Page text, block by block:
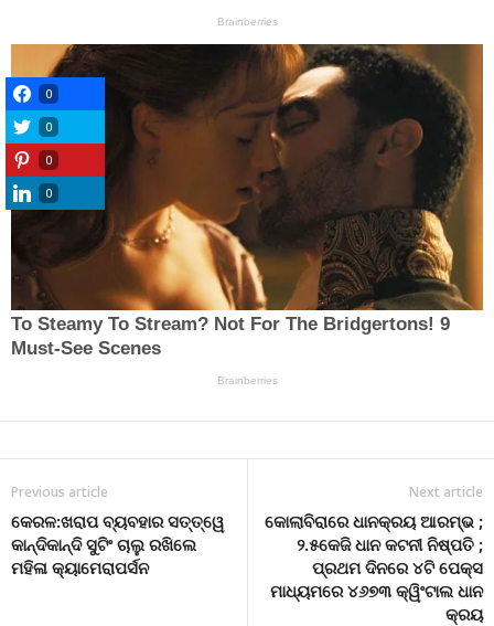
Previous article
କେରଳ:ଖରାପ ବ୍ୟବହାର ସତ୍ତ୍ୱେ
କାନ୍ଦିକାନ୍ଦି ସୁଟିଂ ଚାଲୁ ରଖିଲେ
ମହିଳା କ୍ୟାମେରାପର୍ସନ
Next article
କୋଲାବିରାରେ ଧାନକ୍ରୟ ଆରମ୍ଭ ;
୨.୫କେଜି ଧାନ କଟନୀ ନିଷ୍ପତି ;
ପ୍ରଥମ ଦିନରେ ୪ଟି ପେକ୍ସ
ମାଧ୍ୟମରେ ୪୬୭୩ କ୍ୱିଂଟାଲ ଧାନ
କ୍ରୟ
0
0
0
0